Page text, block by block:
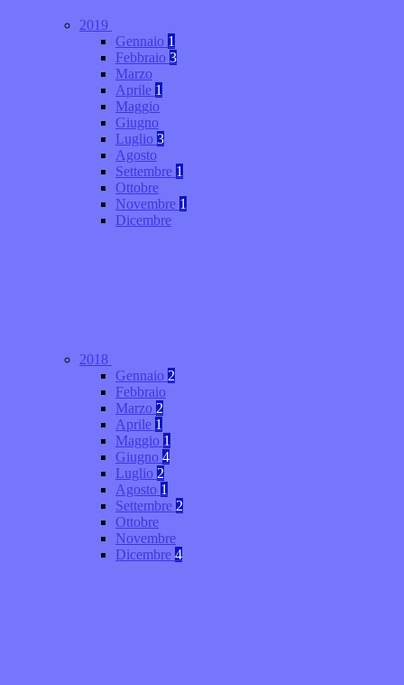
2019
Gennaio 1
Febbraio 3
Marzo
Aprile 1
Maggio
Giugno
Luglio 3
Agosto
Settembre 1
Ottobre
Novembre 1
Dicembre
2018
Gennaio 2
Febbraio
Marzo 2
Aprile 1
Maggio 1
Giugno 4
Luglio 2
Agosto 1
Settembre 2
Ottobre
Novembre
Dicembre 4